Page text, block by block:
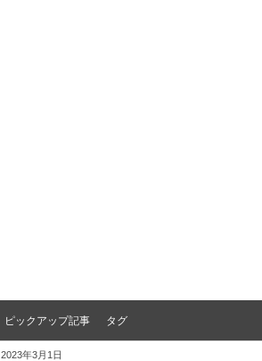
ピックアップ記事 タグ
2023年3月1日